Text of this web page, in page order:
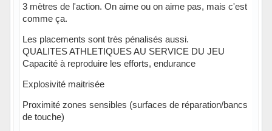
3 mètres de l'action. On aime ou on aime pas, mais c'est
comme ça.
Les placements sont très pénalisés aussi.
QUALITES ATHLETIQUES AU SERVICE DU JEU
Capacité à reproduire les efforts, endurance
Explosivité maitrisée
Proximité zones sensibles (surfaces de réparation/bancs
de touche)